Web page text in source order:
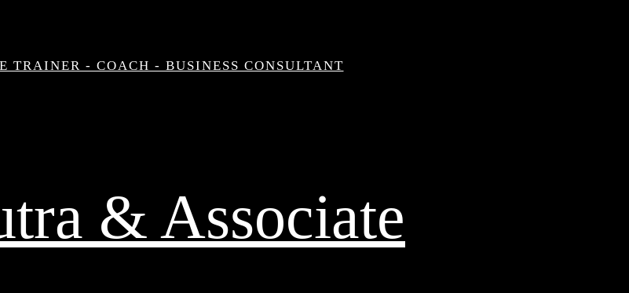
TRAINER - COACH - BUSINESS CONSULTANT
& Associate